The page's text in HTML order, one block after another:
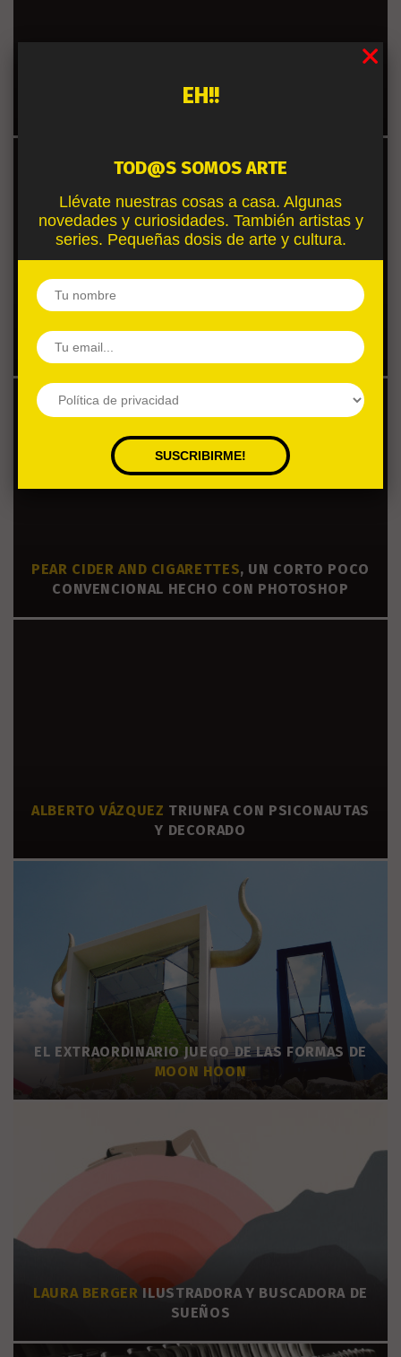
EL ORDEN DE LAS COSAS
MÁGICA.
LA RUTA NATURAL:¿TE IMAGINAS OLVIDAR TU
PEAR CIDER AND CIGARETTES, UN CORTO POCO
CONVENCIONAL HECHO CON PHOTOSHOP
ALBERTO VÁZQUEZ TRIUNFA CON PSICONAUTAS
Y DECORADO
EL EXTRAORDINARIO JUEGO DE LAS FORMAS DE
MOON HOON
LAURA BERGER ILUSTRADORA Y BUSCADORA DE
SUEÑOS
EH!!
TOD@S SOMOS ARTE
Llévate nuestras cosas a casa. Algunas
novedades y curiosidades. También artistas y
series. Pequeñas dosis de arte y cultura.